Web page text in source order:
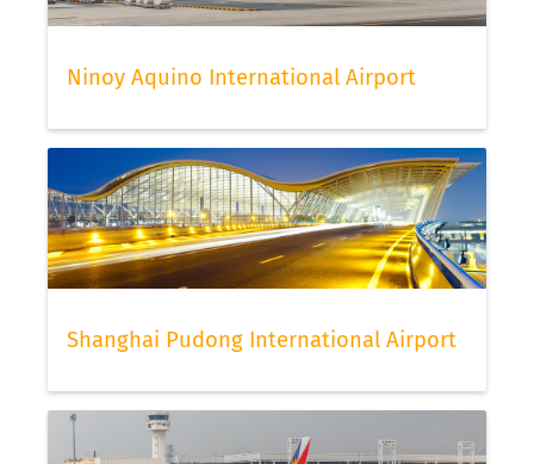
Ninoy Aquino International Airport
Shanghai Pudong International Airport